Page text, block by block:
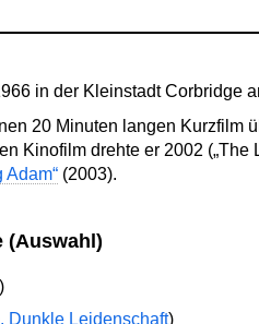
in der Kleinstadt Corbridge
20 Minuten langen Kurzfilm
Kinofilm drehte er 2002 („The
Adam“(2003).
(Auswahl)
Dunkle Leidenschaft)